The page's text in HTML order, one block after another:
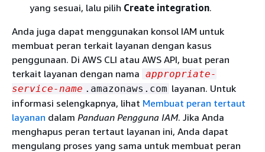
yang sesuai, lalu pilih Create integration.
Anda juga dapat menggunakan konsol IAM untuk
membuat peran terkait layanan dengan kasus
penggunaan. Di AWS CLI atau AWS API, buat peran
terkait layanan dengan nama appropriate-
service-name .amazonaws.com layanan. Untuk
informasi selengkapnya, lihat Membuat peran tertaut
layanan dalam Panduan Pengguna IAM. Jika Anda
menghapus peran tertaut layanan ini, Anda dapat
mengulang proses yang sama untuk membuat peran